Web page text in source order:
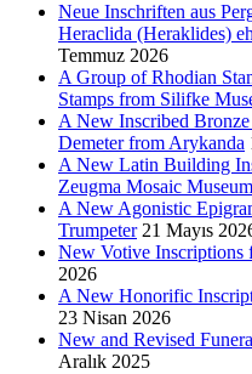
Neue Inschriften aus
Heraclida (Heraklides)
Temmuz 2026
A Group of Rhodian
Stamps from Silifke
A New Inscribed
Demeter from Arykanda
A New Latin Building
Zeugma Mosaic Museum
A New Agonistic
Trumpeter 21 Mayıs
New Votive Inscriptions
2026
A New Honorific
23 Nisan 2026
New and Revised
Aralık 2025